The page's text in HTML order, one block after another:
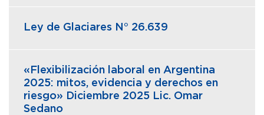
Ley de Glaciares N° 26.639
«Flexibilización laboral en Argentina
2025: mitos, evidencia y derechos en
riesgo» Diciembre 2025 Lic. Omar
Sedano